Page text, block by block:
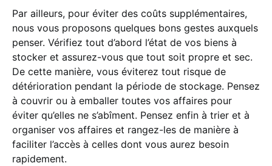
Par ailleurs, pour éviter des coûts supplémentaires,
nous vous proposons quelques bons gestes auxquels
penser. Vérifiez tout d’abord l’état de vos biens à
stocker et assurez-vous que tout soit propre et sec.
De cette manière, vous éviterez tout risque de
détérioration pendant la période de stockage. Pensez
à couvrir ou à emballer toutes vos affaires pour
éviter qu’elles ne s’abîment. Pensez enfin à trier et à
organiser vos affaires et rangez-les de manière à
faciliter l’accès à celles dont vous aurez besoin
rapidement.